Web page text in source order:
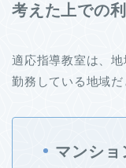
考えた上での
適応指導教室は、
勤務している地域だ
マンショ